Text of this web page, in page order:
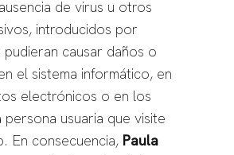
de virus u otros
introducidos por
causar daños o
el sistema informático, en
electrónicos o en los
usuaria que visite
En consecuencia, Paula